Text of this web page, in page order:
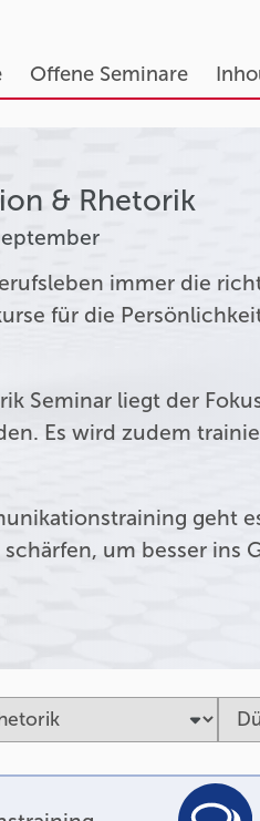
Offene Seminare
& Rhetorik
immer die
für die
Seminar liegt der
Es wird zudem
geht
um besser ins